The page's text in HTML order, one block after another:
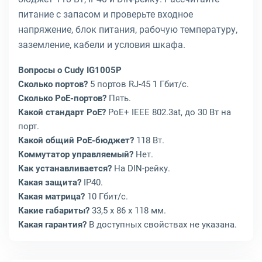
питание с запасом и проверьте входное
напряжение, блок питания, рабочую температуру,
заземление, кабели и условия шкафа.
Вопросы о Cudy IG1005P
Сколько портов? 5 портов RJ-45 1 Гбит/с.
Сколько PoE-портов? Пять.
Какой стандарт PoE? PoE+ IEEE 802.3at, до 30 Вт на
порт.
Какой общий PoE-бюджет? 118 Вт.
Коммутатор управляемый? Нет.
Как устанавливается? На DIN-рейку.
Какая защита? IP40.
Какая матрица? 10 Гбит/с.
Какие габариты? 33,5 x 86 x 118 мм.
Какая гарантия? В доступных свойствах не указана.